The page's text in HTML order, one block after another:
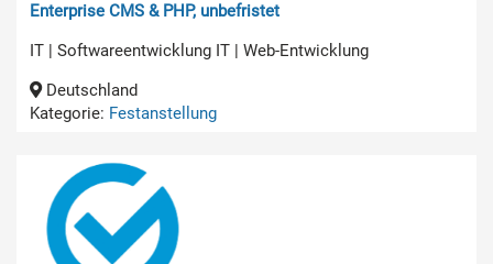
Enterprise CMS & PHP, unbefristet
IT | Softwareentwicklung IT | Web-Entwicklung
Deutschland
Kategorie: Festanstellung